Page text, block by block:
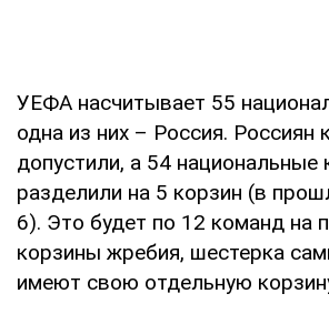
УЕФА насчитывает 55
одна из них – Россия. Россиян
допустили, а 54
разделили на 5 корзин (в
6). Это будет по 12 команд на
корзины жребия, шестерка
имеют свою отдельную